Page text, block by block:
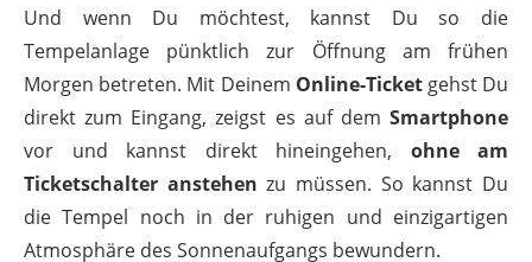
Und wenn Du möchtest, kannst Du so die
Tempelanlage pünktlich zur Öffnung am frühen
Morgen betreten. Mit Deinem Online-Ticketgehst Du
direkt zum Eingang, zeigst es auf dem Smartphone
vor und kannst direkt hineingehen, ohne am
Ticketschalter anstehen zu müssen. So kannst Du
die Tempel noch in der ruhigen und einzigartigen
Atmosphäre des Sonnenaufgangs bewundern.